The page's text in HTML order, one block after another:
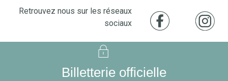
Retrouvez nous sur les réseaux
sociaux
Billetterie officielle